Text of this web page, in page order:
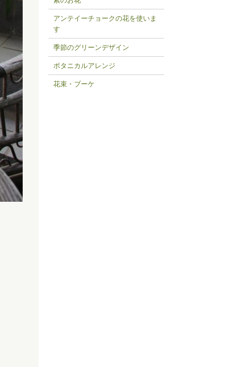
アンテイーチョークの花を使いま
す
季節のグリーンデザイン
ボタニカルアレンジ
花束・ブーケ